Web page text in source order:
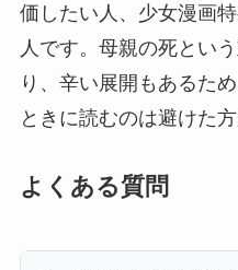
価したい人、少女漫画
人です。母親の死とい
り、辛い展開もあるた
ときに読むのは避けた
よくある質問